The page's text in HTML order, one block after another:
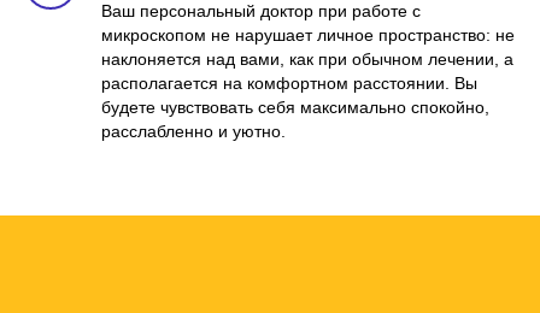
Ваш персональный доктор при работе с
микроскопом не нарушает личное пространство: не
наклоняется над вами, как при обычном лечении, а
располагается на комфортном расстоянии. Вы
будете чувствовать себя максимально спокойно,
расслабленно и уютно.